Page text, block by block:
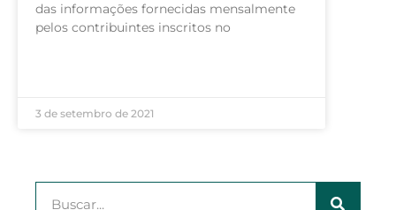
das informações fornecidas mensalmente
pelos contribuintes inscritos no
3 de setembro de 2021